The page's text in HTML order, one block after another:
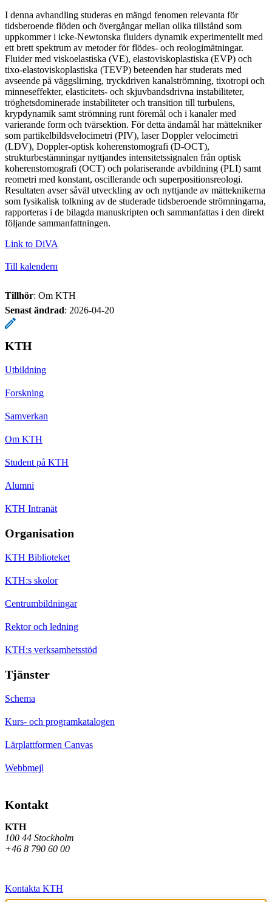
I denna avhandling studeras en mängd fenomen relevanta för
tidsberoende flöden och övergångar mellan olika tillstånd som
uppkommer i icke-Newtonska fluiders dynamik experimentellt med
ett brett spektrum av metoder för flödes- och reologimätningar.
Fluider med viskoelastiska (VE), elastoviskoplastiska (EVP) och
tixo-elastoviskoplastiska (TEVP) beteenden har studerats med
avseende på väggslirning, tryckdriven kanalströmning, tixotropi och
minneseffekter, elasticitets- och skjuvbandsdrivna instabiliteter,
tröghetsdominerade instabiliteter och transition till turbulens,
krypdynamik samt strömning runt föremål och i kanaler med
varierande form och tvärsektion. För detta ändamål har mättekniker
som partikelbildsvelocimetri (PIV), laser Doppler velocimetri
(LDV), Doppler-optisk koherenstomografi (D-OCT),
strukturbestämningar nyttjandes intensitetssignalen från optisk
koherenstomografi (OCT) och polariserande avbildning (PLI) samt
reometri med konstant, oscillerande och superpositionsreologi.
Resultaten avser såväl utveckling av och nyttjande av mätteknikerna
som fysikalisk tolkning av de studerade tidsberoende strömningarna,
rapporteras i de bilagda manuskripten och sammanfattas i den direkt
följande sammanfattningen.
Link to DiVA
Till kalendern
Tillhör: Om KTH
Senast ändrad: 2026-04-20
KTH
Utbildning
Forskning
Samverkan
Om KTH
Student på KTH
Alumni
KTH Intranät
Organisation
KTH Biblioteket
KTH:s skolor
Centrumbildningar
Rektor och ledning
KTH:s verksamhetsstöd
Tjänster
Schema
Kurs- och programkatalogen
Lärplattformen Canvas
Webbmejl
Kontakt
KTH
100 44 Stockholm
+46 8 790 60 00
Kontakta KTH